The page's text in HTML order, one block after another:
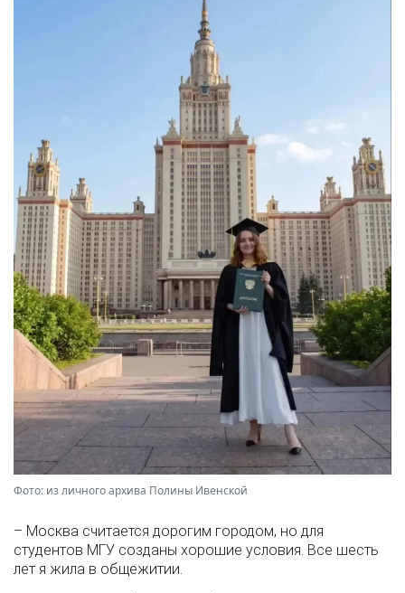
Фото: из личного архива Полины Ивенской
– Москва считается дорогим городом, но для
студентов МГУ созданы хорошие условия. Все шесть
лет я жила в общежитии.